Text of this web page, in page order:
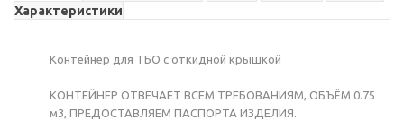
Характеристики
Контейнер для ТБО с откидной крышкой
КОНТЕЙНЕР ОТВЕЧАЕТ ВСЕМ ТРЕБОВАНИЯМ, ОБЪЁМ 0.75
м3, ПРЕДОСТАВЛЯЕМ ПАСПОРТА ИЗДЕЛИЯ.